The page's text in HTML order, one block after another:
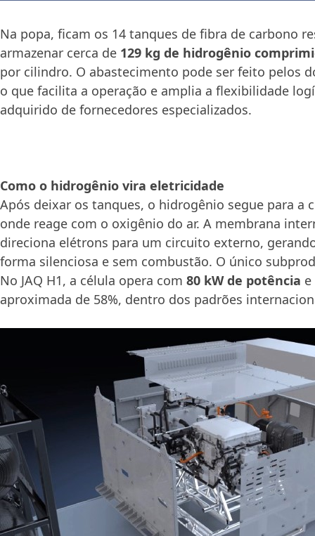
Na popa, ficam os 14 tanques de fibra de carbono
armazenar cerca de 129 kg de hidrogênio
por cilindro. O abastecimento pode ser feito pelos
o que facilita a operação e amplia a flexibilidade
adquirido de fornecedores especializados.
Como o hidrogênio vira eletricidade
Após deixar os tanques, o hidrogênio segue para a
onde reage com o oxigênio do ar. A membrana
direciona elétrons para um circuito externo,
forma silenciosa e sem combustão. O único
No JAQ H1, a célula opera com 80 kW de potência
aproximada de 58%, dentro dos padrões